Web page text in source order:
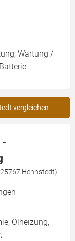
Wartung /
vergleichen
-
Hennstedt)
Ölheizung,